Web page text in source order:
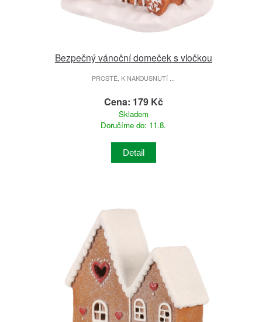
Bezpečný vánoční domeček s vločkou
PROSTĚ, K NAKOUSNUTÍ ...
Cena: 179 Kč
Skladem
Doručíme do: 11.8.
Detail